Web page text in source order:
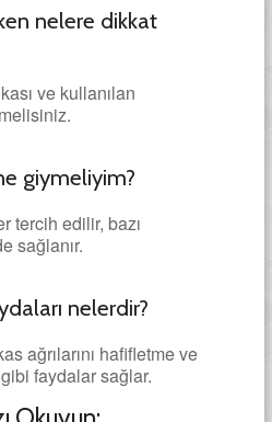
nelere dikkat
ve kullanılan
giymeliyim?
tercih edilir, bazı
sağlanır.
nelerdir?
ağrılarını hafifletme ve
faydalar sağlar.